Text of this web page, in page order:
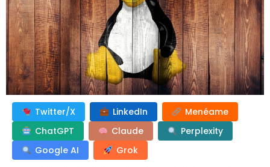
Twitter/X LinkedIn
Menéame
ChatGPT
Claude
Perplexity
Google AI
Grok